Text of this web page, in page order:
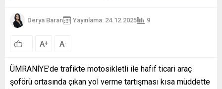
Derya Baran Yayınlama: 24.12.2025 9
A+ A-
ÜMRANİYE’de trafikte motosikletli ile hafif ticari araç
şoförü ortasında çıkan yol verme tartışması kısa müddette